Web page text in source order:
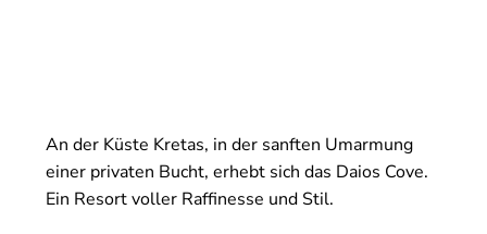
An der Küste Kretas, in der sanften Umarmung
einer privaten Bucht, erhebt sich das Daios Cove.
Ein Resort voller Raffinesse und Stil.